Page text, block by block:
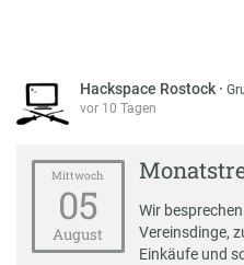
Hackspace Rostock ·
vor 10 Tagen
Mittwoch
05
August
Wir
Vereinsdinge,
Einkäufe und